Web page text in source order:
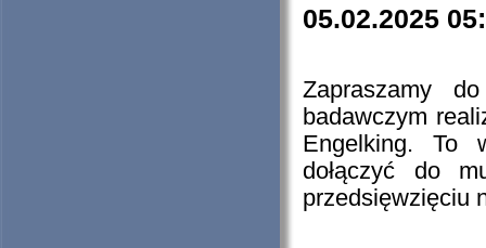
05.02.2025
Zapraszamy
badawczym
Engelking. To
dołączyć do
przedsięwzięciu